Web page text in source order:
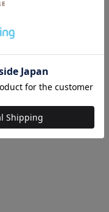
カートに入れる